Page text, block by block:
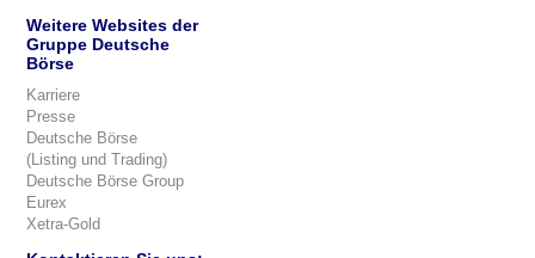
Weitere Websites der
Gruppe Deutsche
Börse
Karriere
Presse
Deutsche Börse
(Listing und Trading)
Deutsche Börse Group
Eurex
Xetra-Gold